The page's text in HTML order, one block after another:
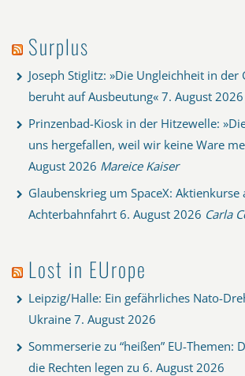
Surplus
Joseph Stiglitz: »Die Ungleichheit in der
beruht auf Ausbeutung« 7. August 2026
Prinzenbad-Kiosk in der Hitzewelle:
uns hergefallen, weil wir keine Ware
August 2026 Mareice Kaiser
Glaubenskrieg um SpaceX: Aktienkurse
Achterbahnfahrt 6. August 2026 Carla
Lost in EUrope
Leipzig/Halle: Ein gefährliches Nato-
Ukraine 7. August 2026
Sommerserie zu “heißen” EU-Themen:
die Rechten legen zu 6. August 2026